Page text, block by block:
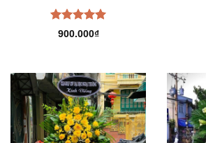
Được xếp
900.000₫